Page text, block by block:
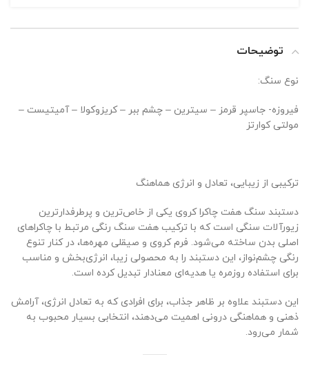
توضیحات
نوع سنگ:
فیروزه- جاسپر قرمز – سیترین – چشم ببر – کریزوکولا – آمیتیست –
مولتی کوارتز
ترکیبی از زیبایی، تعادل و انرژی هماهنگ
دستبند سنگ هفت چاکرا کروی یکی از خاص‌ترین و پرطرفدارترین
زیورآلات سنگی است که با ترکیب هفت سنگ رنگی مرتبط با چاکراهای
اصلی بدن ساخته می‌شود. فرم کروی و صیقلی مهره‌ها، در کنار تنوع
رنگی چشم‌نواز، این دستبند را به محصولی زیبا، انرژی‌بخش و مناسب
برای استفاده روزمره یا هدیه‌ای معنادار تبدیل کرده است.
این دستبند علاوه بر ظاهر جذاب، برای افرادی که به تعادل انرژی، آرامش
ذهنی و هماهنگی درونی اهمیت می‌دهند، انتخابی بسیار محبوب به
شمار می‌رود.